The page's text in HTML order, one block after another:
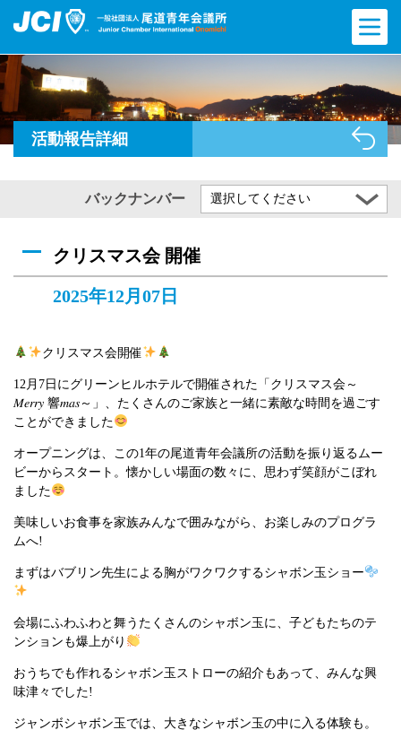
活動報告詳細
バックナンバー 選択してください
クリスマス会 開催
2025年12月07日
クリスマス会開催
12月7日にグリーンヒルホテルで開催された「クリスマス会～
𝑀𝑒𝑟𝑟𝑦 響𝑚𝑎𝑠～」、たくさんのご家族と一緒に素敵な時間を過ごす
ことができました
オープニングは、この1年の尾道青年会議所の活動を振り返るムー
ビーからスタート。懐かしい場面の数々に、思わず笑顔がこぼれ
ました
美味しいお食事を家族みんなで囲みながら、お楽しみのプログラ
ムへ!
まずはバブリン先生による胸がワクワクするシャボン玉ショー
会場にふわふわと舞うたくさんのシャボン玉に、子どもたちのテ
ンションも爆上がり
おうちでも作れるシャボン玉ストローの紹介もあって、みんな興
味津々でした!
ジャンボシャボン玉では、大きなシャボン玉の中に入る体験も。